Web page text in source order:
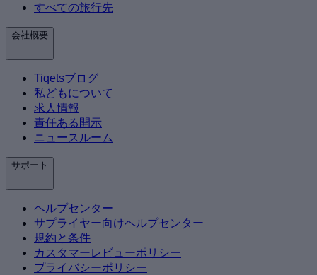
すべての旅行先
会社概要
Tiqetsブログ
私どもについて
求人情報
責任ある開示
ニュースルーム
サポート
ヘルプセンター
サプライヤー向けヘルプセンター
規約と条件
カスタマーレビューポリシー
プライバシーポリシー